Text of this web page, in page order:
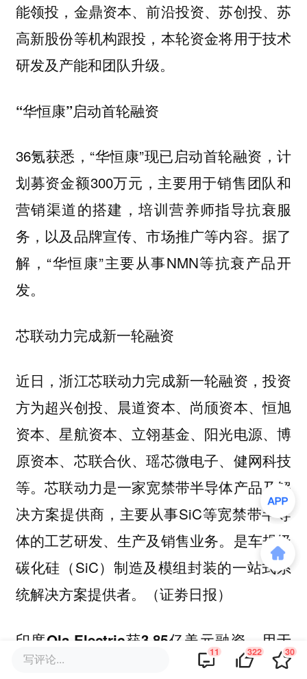
能领投，金鼎资本、前沿投资、苏创投、苏
高新股份等机构跟投，本轮资金将用于技术
研发及产能和团队升级。
“华恒康”启动首轮融资
36氪获悉，“华恒康”现已启动首轮融资，计
划募资金额300万元，主要用于销售团队和
营销渠道的搭建，培训营养师指导抗衰服
务，以及品牌宣传、市场推广等内容。据了
解，“华恒康”主要从事NMN等抗衰产品开
发。
芯联动力完成新一轮融资
近日，浙江芯联动力完成新一轮融资，投资
方为超兴创投、晨道资本、尚颀资本、恒旭
资本、星航资本、立翎基金、阳光电源、博
原资本、芯联合伙、瑶芯微电子、健网科技
等。芯联动力是一家宽禁带半导体产品及解
决方案提供商，主要从事SiC等宽禁带半导
体的工艺研发、生产及销售业务。是车规级
碳化硅（SiC）制造及模组封装的一站式系
统解决方案提供者。（证劵日报）
印度Ola Electric获3.85亿美元融资，用于
扩大电动汽车业务和新建锂离子电池工厂
写评论... 11 322 30